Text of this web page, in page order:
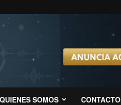
QUIENES SOMOS CONTACTO